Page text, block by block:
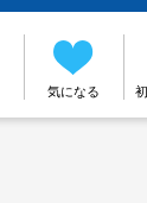
気になる